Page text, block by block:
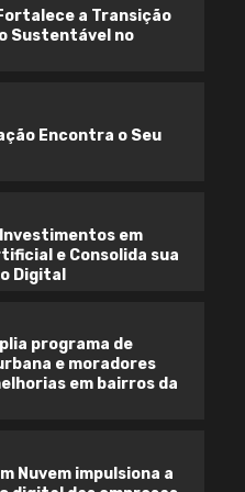
o Seu
a Transição
Sustentável no
Encontra o Seu
em
e Consolida sua
Digital
programa de
e moradores
em bairros da
Nuvem impulsiona a